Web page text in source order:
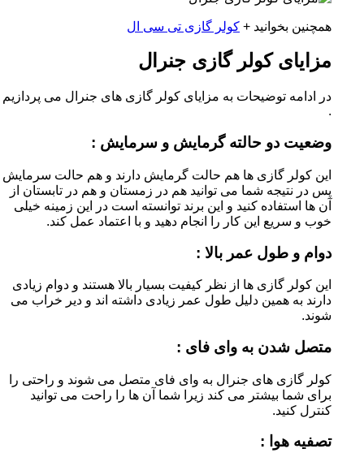
همچنین بخوانید + کولر گازی تی سی ال
مزایای کولر گازی جنرال
در ادامه توضیحات به مزایای کولر گازی های جنرال می پردازیم
.
وضعیت دو حالته گرمایش و سرمایش :
این کولر گازی ها هم حالت گرمایش دارند و هم حالت سرمایش
پس در نتیجه شما می توانید هم در زمستان و هم در تابستان از
آن ها استفاده کنید و این برند توانسته است در این زمینه خیلی
خوب و سریع این کار را انجام دهید و با اعتماد عمل کند.
دوام و طول عمر بالا :
این کولر گازی ها از نظر کیفیت بسیار بالا هستند و دوام زیادی
دارند به همین دلیل طول عمر زیادی داشته اند و دیر خراب می
شوند.
متصل شدن به وای فای :
کولر گازی های جنرال به وای فای متصل می شوند و راحتی را
برای شما بیشتر می کند زیرا شما آن ها را راحت می توانید
کنترل کنید.
تصفیه هوا :